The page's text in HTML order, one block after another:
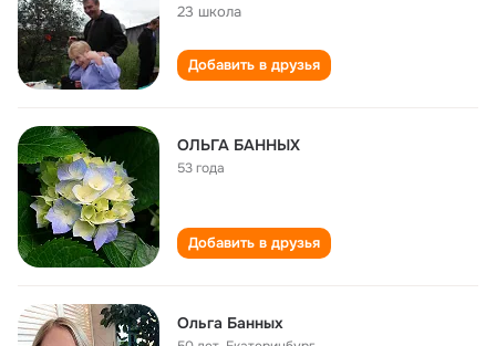
23 школа
Добавить в друзья
ОЛЬГА БАННЫХ
53 года
Добавить в друзья
Ольга Банных